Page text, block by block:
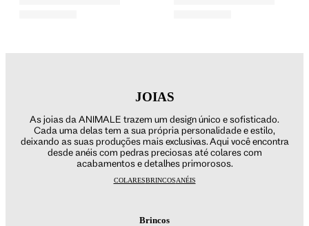
JOIAS
As joias da ANIMALE trazem um design único e sofisticado.
Cada uma delas tem a sua própria personalidade e estilo,
deixando as suas produções mais exclusivas. Aqui você encontra
desde anéis com pedras preciosas até colares com
acabamentos e detalhes primorosos.
COLARESBRINCOSANÉIS
Brincos